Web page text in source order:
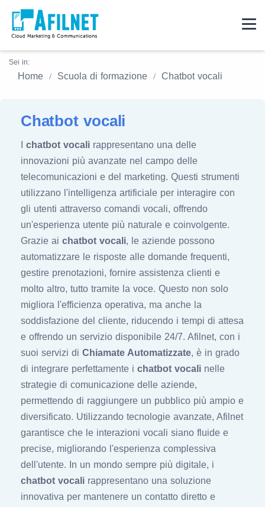
Sei in:
Home Scuola di formazione Chatbot vocali
Chatbot vocali
chatbot vocali rappresentano una delle
innovazioni più avanzate nel campo delle
telecomunicazioni e del marketing. Questi strumenti
utilizzano l'intelligenza artificiale per interagire con
gli utenti attraverso comandi vocali, offrendo
un'esperienza utente più naturale e coinvolgente.
Grazie ai chatbot vocali, le aziende possono
automatizzare le risposte alle domande frequenti,
gestire prenotazioni, fornire assistenza clienti e
molto altro, tutto tramite la voce. Questo non solo
migliora l'efficienza operativa, ma anche la
soddisfazione del cliente, riducendo i tempi di attesa
e offrendo un servizio disponibile 24/7. Afilnet, con i
suoi servizi di Chiamate Automatizzate, è in grado
di integrare perfettamente i chatbot vocali nelle
strategie di comunicazione delle aziende,
permettendo di raggiungere un pubblico più ampio e
diversificato. Utilizzando tecnologie avanzate, Afilnet
garantisce che le interazioni vocali siano fluide e
precise, migliorando l'esperienza complessiva
dell'utente. In un mondo sempre più digitale, i
chatbot vocali rappresentano una soluzione
innovativa per mantenere un contatto diretto e